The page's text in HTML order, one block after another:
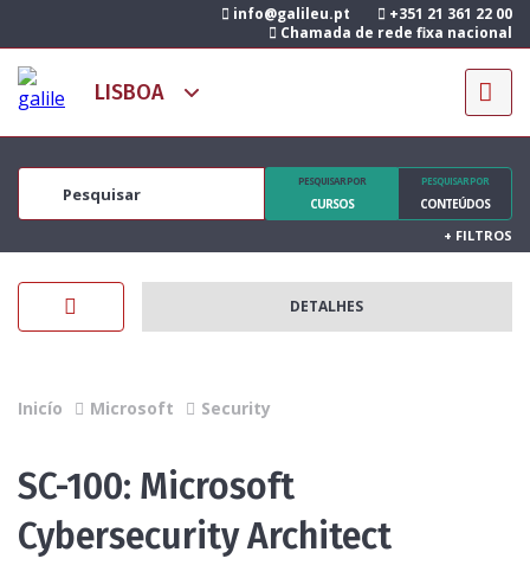
info@galileu.pt
+351 21 361 22 00
Chamada de rede fixa nacional
PESQUISAR POR
CURSOS
PESQUISAR POR
CONTEÚDOS
+ FILTROS
DETALHES
Inicío Microsoft Security
SC-100: Microsoft
Cybersecurity Architect